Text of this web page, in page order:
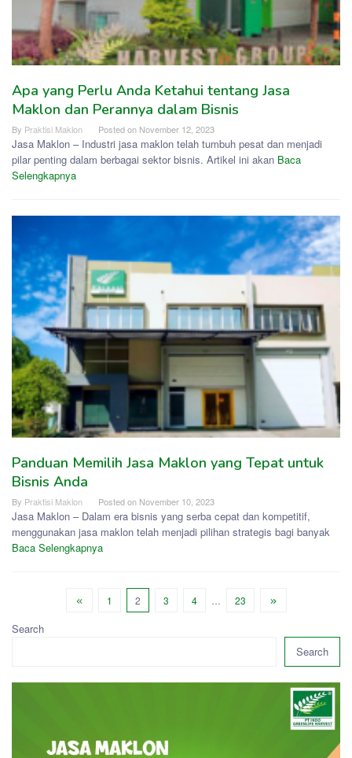
Apa yang Perlu Anda Ketahui tentang Jasa
Maklon dan Perannya dalam Bisnis
By Praktisi Maklon Posted on November 12, 2023
Jasa Maklon – Industri jasa maklon telah tumbuh pesat dan menjadi
pilar penting dalam berbagai sektor bisnis. Artikel ini akan Baca
Selengkapnya
Panduan Memilih Jasa Maklon yang Tepat untuk
Bisnis Anda
By Praktisi Maklon Posted on November 10, 2023
Jasa Maklon – Dalam era bisnis yang serba cepat dan kompetitif,
menggunakan jasa maklon telah menjadi pilihan strategis bagi banyak
Baca Selengkapnya
1 2 3 4 … 23
Search
Search